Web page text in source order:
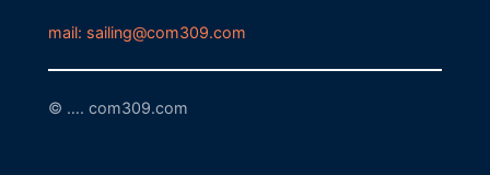
mail: sailing@com309.com
© …. com309.com